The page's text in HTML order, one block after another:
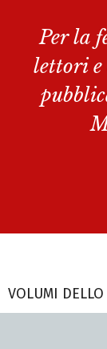
Per la
lettori e
VOLUMI DELLO